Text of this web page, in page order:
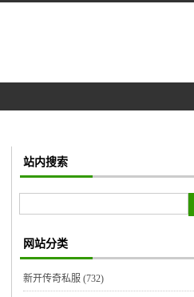
站内搜索
网站分类
新开传奇私服 (732)